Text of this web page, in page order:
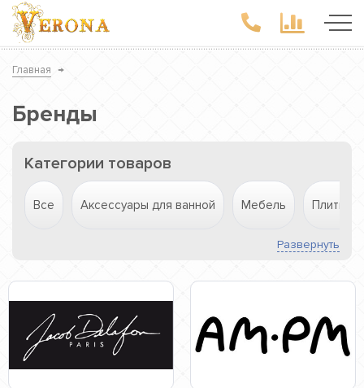
Главная →
Бренды
Категории товаров
Все Аксессуары для ванной Мебель Плитка
Развернуть